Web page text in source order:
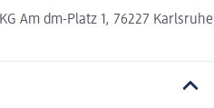
Am dm-Platz 1, 76227 Karlsruhe